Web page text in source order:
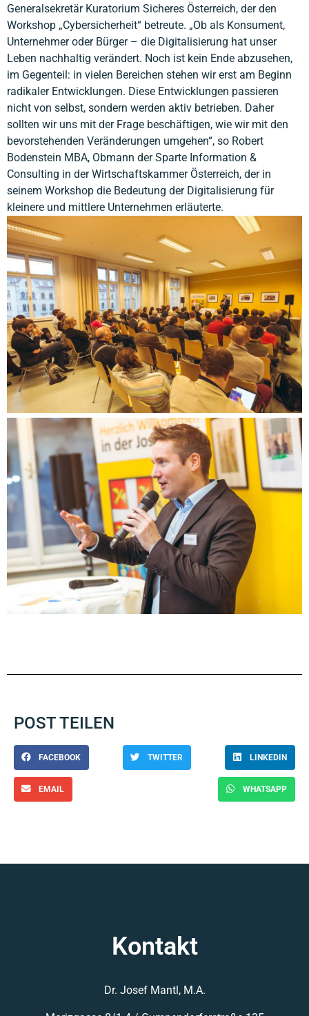
Generalsekretär Kuratorium Sicheres Österreich, der den
Workshop „Cybersicherheit“ betreute. „Ob als Konsument,
Unternehmer oder Bürger – die Digitalisierung hat unser
Leben nachhaltig verändert. Noch ist kein Ende abzusehen,
im Gegenteil: in vielen Bereichen stehen wir erst am Beginn
radikaler Entwicklungen. Diese Entwicklungen passieren
nicht von selbst, sondern werden aktiv betrieben. Daher
sollten wir uns mit der Frage beschäftigen, wie wir mit den
bevorstehenden Veränderungen umgehen“, so Robert
Bodenstein MBA, Obmann der Sparte Information &
Consulting in der Wirtschaftskammer Österreich, der in
seinem Workshop die Bedeutung der Digitalisierung für
kleinere und mittlere Unternehmen erläuterte.
POST TEILEN
FACEBOOK TWITTER LINKEDIN
EMAIL WHATSAPP
Kontakt
Dr. Josef Mantl, M.A.